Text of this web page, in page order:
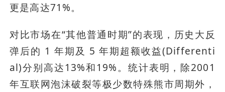
更是高达71%。
对比市场在“其他普通时期”的表现，历史大反
弹后的 1 年期及 5 年期超额收益(Differenti
al)分别高达13%和19%。统计表明，除2001
年互联网泡沫破裂等极少数特殊熊市周期外，